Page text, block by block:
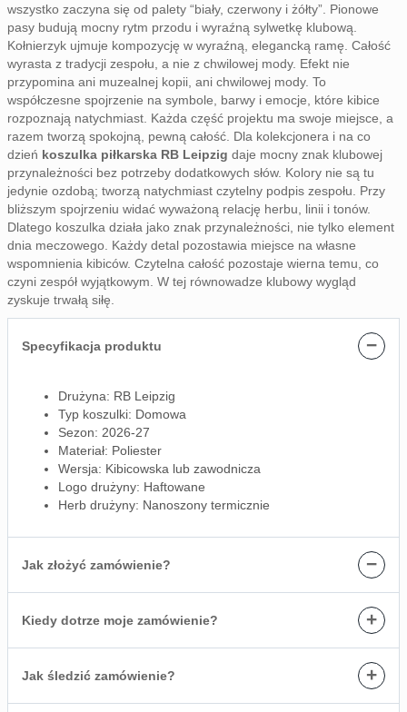
wszystko zaczyna się od palety “biały, czerwony i żółty”. Pionowe
pasy budują mocny rytm przodu i wyraźną sylwetkę klubową.
Kołnierzyk ujmuje kompozycję w wyraźną, elegancką ramę. Całość
wyrasta z tradycji zespołu, a nie z chwilowej mody. Efekt nie
przypomina ani muzealnej kopii, ani chwilowej mody. To
współczesne spojrzenie na symbole, barwy i emocje, które kibice
rozpoznają natychmiast. Każda część projektu ma swoje miejsce, a
razem tworzą spokojną, pewną całość. Dla kolekcjonera i na co
dzień koszulka piłkarska RB Leipzig daje mocny znak klubowej
przynależności bez potrzeby dodatkowych słów. Kolory nie są tu
jedynie ozdobą; tworzą natychmiast czytelny podpis zespołu. Przy
bliższym spojrzeniu widać wyważoną relację herbu, linii i tonów.
Dlatego koszulka działa jako znak przynależności, nie tylko element
dnia meczowego. Każdy detal pozostawia miejsce na własne
wspomnienia kibiców. Czytelna całość pozostaje wierna temu, co
czyni zespół wyjątkowym. W tej równowadze klubowy wygląd
zyskuje trwałą siłę.
Specyfikacja produktu −
Drużyna: RB Leipzig
Typ koszulki: Domowa
Sezon: 2026-27
Materiał: Poliester
Wersja: Kibicowska lub zawodnicza
Logo drużyny: Haftowane
Herb drużyny: Nanoszony termicznie
Jak złożyć zamówienie? −
Kiedy dotrze moje zamówienie? +
Jak śledzić zamówienie? +